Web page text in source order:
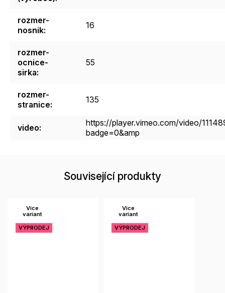
rozmer-
nosnik: 16
rozmer-
ocnice-
sirka:
55
rozmer-
stranice: 135
video:
https://player.vimeo.com/video/
badge=0&amp
Související produkty
Více
variant
VÝPRODEJ
Více
variant
VÝPRODEJ